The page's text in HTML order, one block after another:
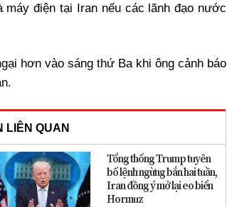
điện tại Iran nếu các lãnh đạo nước
hơn vào sáng thứ Ba khi ông cảnh báo
LIÊN QUAN
Tổng thống Trump tuyên
bố lệnh ngừng bắn hai tuần,
Iran đồng ý mở lại eo biển
Hormuz